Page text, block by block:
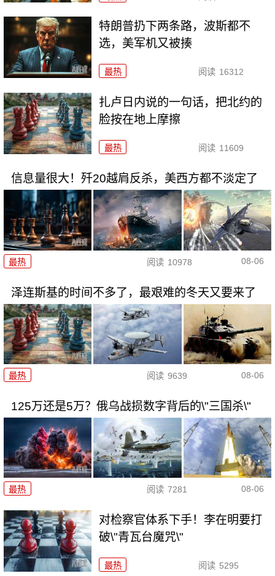
特朗普扔下两条路，波斯都不
选，美军机又被揍
最热 阅读 16312
扎卢日内说的一句话，把北约的
脸按在地上摩擦
最热 阅读 11609
信息量很大！歼20越肩反杀，美西方都不淡定了
最热 阅读 10978 08-06
泽连斯基的时间不多了，最艰难的冬天又要来了
最热 阅读 9639 08-06
125万还是5万？俄乌战损数字背后的\"三国杀\"
最热 阅读 7281 08-06
对检察官体系下手！李在明要打
破\"青瓦台魔咒\"
最热 阅读 5295